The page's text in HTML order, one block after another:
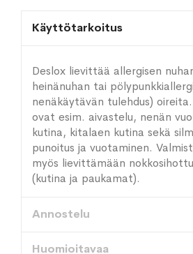
Käyttötarkoitus
Deslox lievittää allergisen
heinänuhan tai
nenäkäytävän tulehdus)
ovat esim. aivastelu, nenän
kutina, kitalaen kutina sekä
punoitus ja vuotaminen.
myös lievittämään
(kutina ja paukamat).
Annostelu
Huomioitavaa